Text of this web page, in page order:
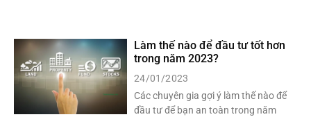
Làm thế nào để đầu tư tốt hơn
trong năm 2023?
24/01/2023
Các chuyên gia gợi ý làm thế nào để
đầu tư để bạn an toàn trong năm